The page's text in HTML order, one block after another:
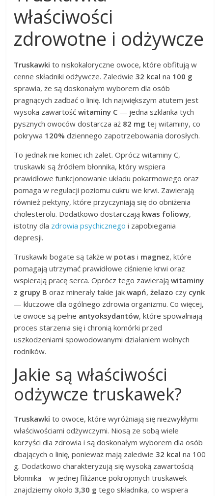
właściwości
zdrowotne i odżywcze
Truskawki to niskokaloryczne owoce, które obfitują w
cenne składniki odżywcze. Zaledwie32 kcal na 100 g
sprawia, że są doskonałym wyborem dla osób
pragnących zadbać o linię. Ich największym atutem jest
wysoka zawartośćwitaminy C — jedna szklanka tych
pysznych owoców dostarcza aż 82 mg tej witaminy, co
pokrywa 120% dziennego zapotrzebowania dorosłych.
To jednak nie koniec ich zalet. Oprócz witaminy C,
truskawki są źródłem błonnika, który wspiera
prawidłowe funkcjonowanie układu pokarmowego oraz
pomaga w regulacji poziomu cukru we krwi. Zawierają
również pektyny, które przyczyniają się do obniżenia
cholesterolu. Dodatkowo dostarczają kwas foliowy,
istotny dla zdrowia psychicznego i zapobiegania
depresji.
Truskawki bogate są także w potas i magnez, które
pomagają utrzymać prawidłowe ciśnienie krwi oraz
wspierają pracę serca. Oprócz tego zawierająwitaminy
z grupy B oraz minerały takie jakwapń,żelazo czy cynk
— kluczowe dla ogólnego zdrowia organizmu. Co więcej,
te owoce są pełne antyoksydantów, które spowalniają
proces starzenia się i chronią komórki przed
uszkodzeniami spowodowanymi działaniem wolnych
rodników.
Jakie są właściwości
odżywcze truskawek?
Truskawki to owoce, które wyróżniają się niezwykłymi
właściwościami odżywczymi. Niosą ze sobą wiele
korzyści dla zdrowia i są doskonałym wyborem dla osób
dbających o linię, ponieważ mają zaledwie32 kcal na 100
g. Dodatkowo charakteryzują się wysoką zawartością
błonnika – w jednej filiżance pokrojonych truskawek
znajdziemy około3,30 g tego składnika, co wspiera